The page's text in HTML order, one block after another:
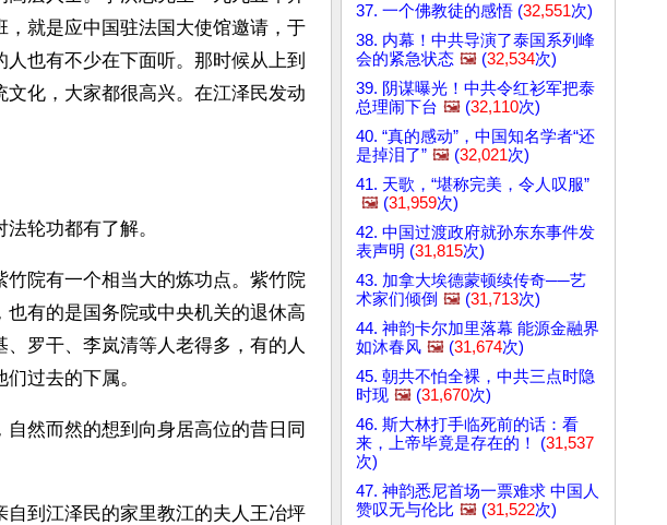
就是应中国驻法国大使馆邀请，于
也有不少在下面听。那时候从上到
化，大家都很高兴。在江泽民发动
轮功都有了解。
院有一个相当大的炼功点。紫竹院
有的是国务院或中央机关的退休高
罗干、李岚清等人老得多，有的人
过去的下属。
然而然的想到向身居高位的昔日同
到江泽民的家里教江的夫人王冶坪
37. 一个佛教徒的感悟 (32,551次)
38. 内幕！中共导演了泰国系列峰
会的紧急状态 🖼️ (32,534次)
39. 阴谋曝光！中共令红衫军把泰
总理闹下台 🖼️ (32,110次)
40. “真的感动”，中国知名学者“还
是掉泪了” 🖼️ (32,021次)
41. 天歌，“堪称完美，令人叹服”
🖼️ (31,959次)
42. 中国过渡政府就孙东东事件发
表声明 (31,815次)
43. 加拿大埃德蒙顿续传奇──艺
术家们倾倒 🖼️ (31,713次)
44. 神韵卡尔加里落幕 能源金融界
如沐春风 🖼️ (31,674次)
45. 朝共不怕全裸，中共三点时隐
时现 🖼️ (31,670次)
46. 斯大林打手临死前的话：看
来，上帝毕竟是存在的！ (31,537
次)
47. 神韵悉尼首场一票难求 中国人
赞叹无与伦比 🖼️ (31,522次)